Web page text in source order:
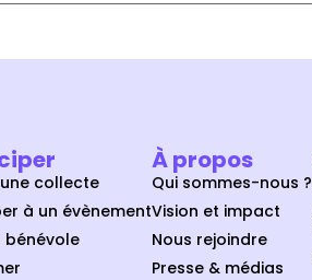
collecte
à un évènement
bénévole
À propos
Qui sommes-nous ?
Vision et impact
Nous rejoindre
Presse & médias